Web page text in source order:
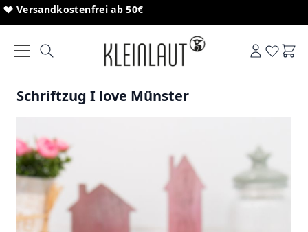
Direkt zum Inhalt
Versandkostenfrei ab 50€
Sonderanfertigungen von Schriftzügen
Schriftzug I love Münster